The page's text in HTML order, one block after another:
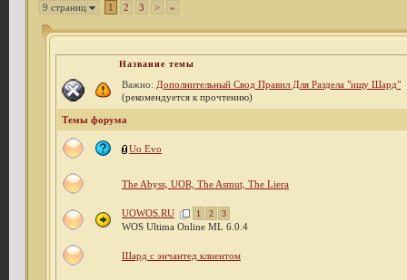
9 страниц 1 2 3 > »
Название темы
Важно: Дополнительный Свод Правил Для Раздела "ищу Шард"
(рекомендуется к прочтению)
Темы форума
Uo Evo
The Abyss, UOR, The Asmut, The Liera
UOWOS.RU 1 2 3
WOS Ultima Online ML 6.0.4
Шард с энчантед клиентом